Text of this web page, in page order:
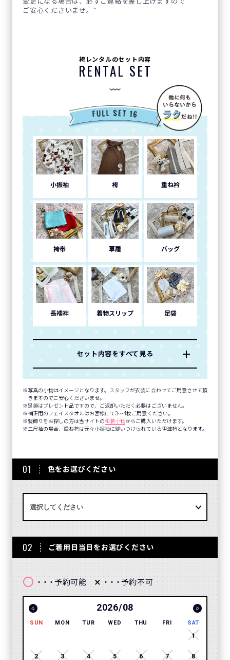
ご安心くださいませ。"
袴レンタルのセット内容
RENTAL SET
小振袖 袴 重ね衿
袴帯 草履 バッグ
長襦袢 着物スリップ 足袋
セット内容をすべて見る
写真の小物はイメージとなります。スタッフが衣装に合わせてご用意させて頂
きますのでご安心くださいませ。
足袋はプレゼント品ですので、ご返却いただく必要はございません。
補正用のフェイスタオルはお客様にて3～4枚ご用意ください。
髪飾りをお探しの方は当サイトの和装小物からご購入いただけます。
二尺袖の場合、重ね袴は元々小振袖に縫いつけられている伊達衿となります。
01 色をお選びください
02 ご着用日当日をお選びください
〇 ・・・ 予約可能 × ・・・ 予約不可
2026/08
SUN MON TUR WED THU FRI SAT
1
2 3 4 5 6 7 8
SUN